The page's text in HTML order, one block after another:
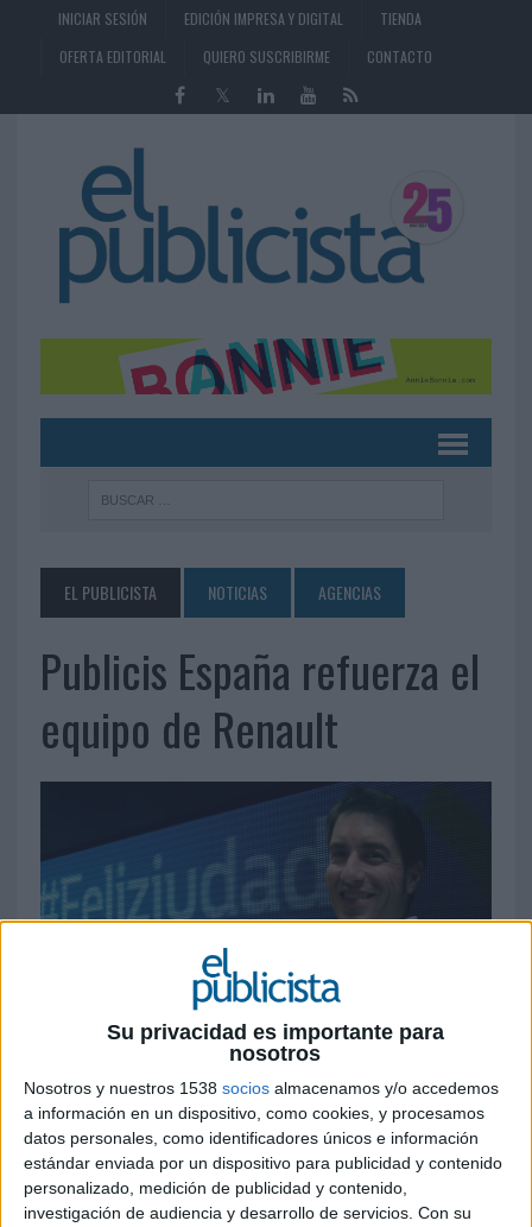
Su privacidad es importante para
nosotros
Nosotros y nuestros 1538 socios almacenamos y/o accedemos
a información en un dispositivo, como cookies, y procesamos
datos personales, como identificadores únicos e información
estándar enviada por un dispositivo para publicidad y contenido
personalizado, medición de publicidad y contenido,
investigación de audiencia y desarrollo de servicios. Con su
INICIAR SESIÓN EDICIÓN IMPRESA Y DIGITAL
TIENDA
OFERTA EDITORIAL
QUIERO SUSCRIBIRME CONTACTO
EL PUBLICISTA NOTICIAS AGENCIAS
Publicis España refuerza el
equipo de Renault
25 DE JULIO DE 2019
Pablo Serrano se incorpora a la agencia
como brand director de la cuenta de
Renault